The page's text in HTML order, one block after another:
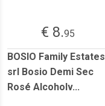
€ 8.95
BOSIO Family Estates
srl Bosio Demi Sec
Rosé Alcoholv...